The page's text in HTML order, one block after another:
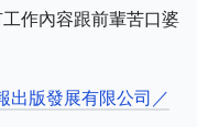
作內容跟前輩苦口婆
出版發展有限公司／